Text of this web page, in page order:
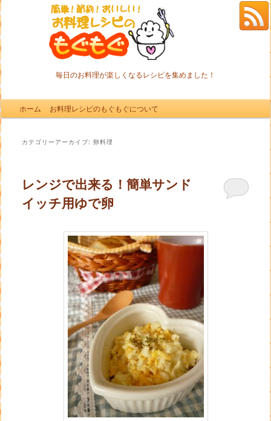
毎日のお料理が楽しくなるレシピを集めました！
メインメニュー
メインコンテンツへ移動
サブコンテンツへ移動
ホーム お料理レシピのもぐもぐについて
カテゴリーアーカイブ: 卵料理
レンジで出来る！簡単サンド
イッチ用ゆで卵